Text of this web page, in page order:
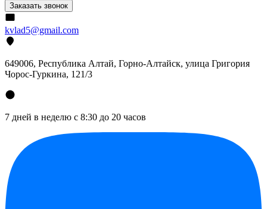
Заказать звонок
kvlad5@gmail.com
649006, Республика Алтай, Горно-Алтайск, улица Григория
Чорос-Гуркина, 121/3
7 дней в неделю с 8:30 до 20 часов